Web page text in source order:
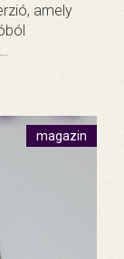
amely
magazin